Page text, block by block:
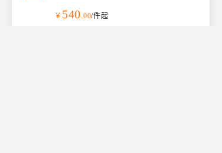
￥ 540.00/件起